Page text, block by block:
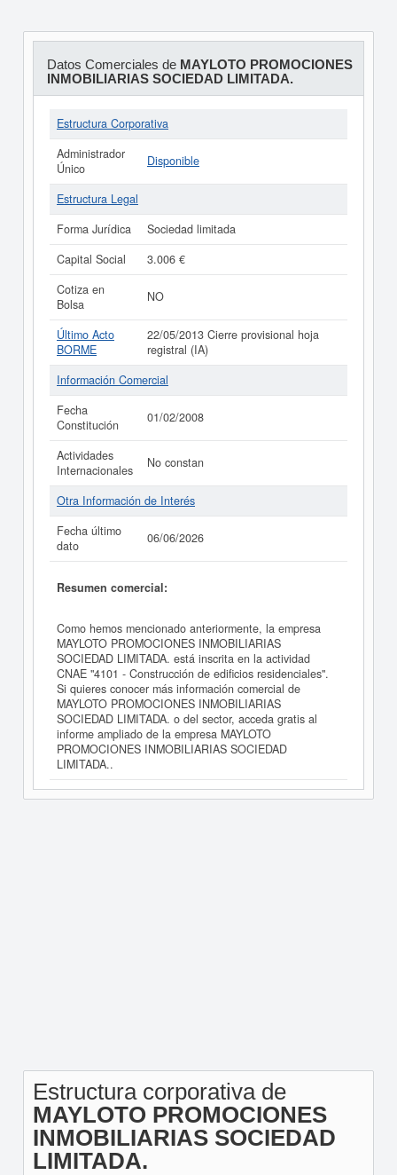
Datos Comerciales de MAYLOTO PROMOCIONES
INMOBILIARIAS SOCIEDAD LIMITADA.
Estructura Corporativa
Administrador
Único
Disponible
Estructura Legal
Forma Jurídica
Sociedad limitada
Capital Social
3.006 €
Cotiza en
Bolsa
NO
Último Acto
BORME
22/05/2013 Cierre provisional hoja
registral (IA)
Información Comercial
Fecha
Constitución
01/02/2008
Actividades
Internacionales
No constan
Otra Información de Interés
Fecha último
dato
06/06/2026
Resumen comercial:
Como hemos mencionado anteriormente, la empresa
MAYLOTO PROMOCIONES INMOBILIARIAS
SOCIEDAD LIMITADA. está inscrita en la actividad
CNAE "4101 - Construcción de edificios residenciales".
Si quieres conocer más información comercial de
MAYLOTO PROMOCIONES INMOBILIARIAS
SOCIEDAD LIMITADA. o del sector, acceda gratis al
informe ampliado de la empresa MAYLOTO
PROMOCIONES INMOBILIARIAS SOCIEDAD
LIMITADA..
Estructura corporativa de
MAYLOTO PROMOCIONES
INMOBILIARIAS SOCIEDAD
LIMITADA.